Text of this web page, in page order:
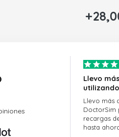
Llevo
Llevo más
DoctorSim
recargas
hasta